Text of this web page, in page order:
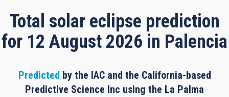
Total solar eclipse prediction
for 12 August 2026 in Palencia
Predicted by the IAC and the California-based
Predictive Science Inc using the La Palma